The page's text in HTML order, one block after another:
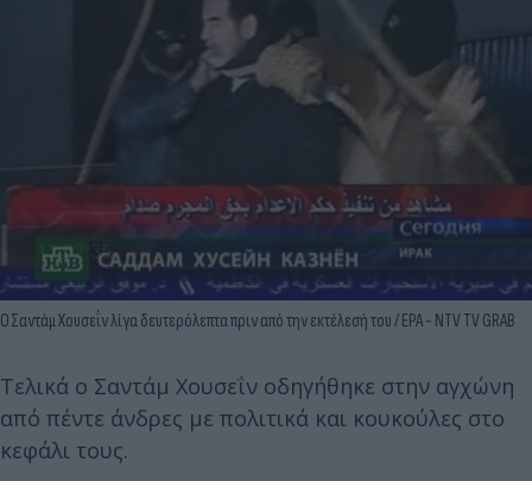
Ο Σαντάμ Χουσεΐν λίγα δευτερόλεπτα πριν από την εκτέλεσή του / EPA - NTV TV GRAB
Τελικά ο Σαντάμ Χουσεΐν οδηγήθηκε στην αγχώνη
από πέντε άνδρες με πολιτικά και κουκούλες στο
κεφάλι τους.